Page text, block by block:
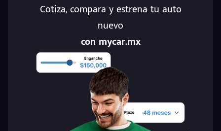
Cotiza, compara y estrena tu auto
nuevo
con mycar.mx